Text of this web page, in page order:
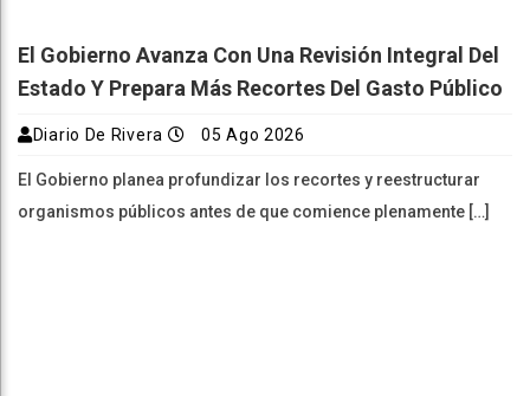
El Gobierno Avanza Con Una Revisión Integral Del
Estado Y Prepara Más Recortes Del Gasto Público
Diario De Rivera 05 Ago 2026
El Gobierno planea profundizar los recortes y reestructurar
organismos públicos antes de que comience plenamente […]